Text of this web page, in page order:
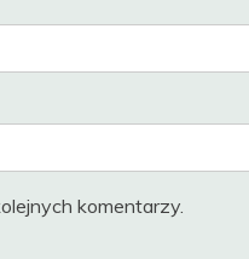
komentarzy.